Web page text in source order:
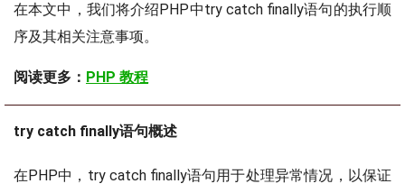
在本文中，我们将介绍PHP中try catch finally语句的执行顺
序及其相关注意事项。
阅读更多： PHP 教程
try catch finally语句概述
在PHP中，try catch finally语句用于处理异常情况，以保证